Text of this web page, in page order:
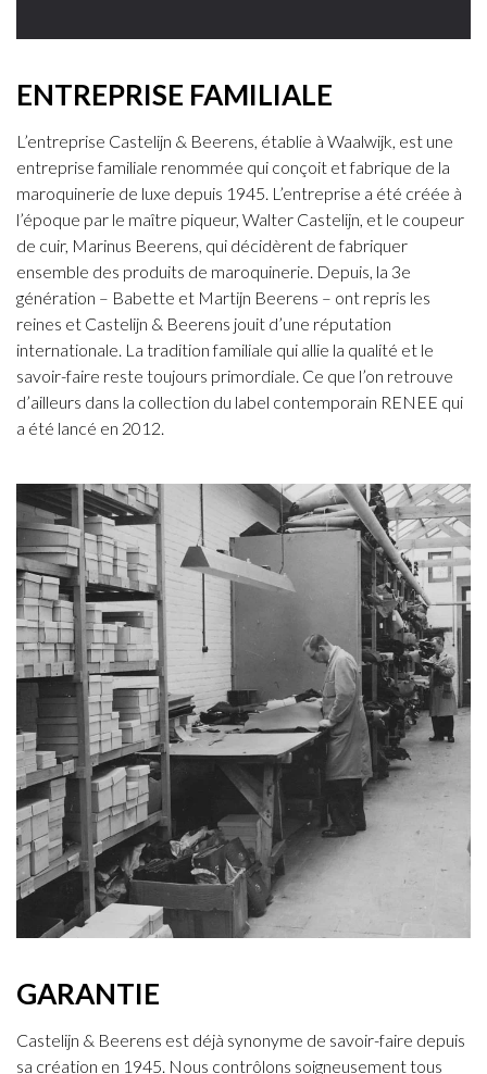
ENTREPRISE FAMILIALE
L’entreprise Castelijn & Beerens, établie à Waalwijk, est une
entreprise familiale renommée qui conçoit et fabrique de la
maroquinerie de luxe depuis 1945. L’entreprise a été créée à
l’époque par le maître piqueur, Walter Castelijn, et le coupeur
de cuir, Marinus Beerens, qui décidèrent de fabriquer
ensemble des produits de maroquinerie. Depuis, la 3e
génération – Babette et Martijn Beerens – ont repris les
reines et Castelijn & Beerens jouit d’une réputation
internationale. La tradition familiale qui allie la qualité et le
savoir-faire reste toujours primordiale. Ce que l’on retrouve
d’ailleurs dans la collection du label contemporain RENEE qui
a été lancé en 2012.
GARANTIE
Castelijn & Beerens est déjà synonyme de savoir-faire depuis
sa création en 1945. Nous contrôlons soigneusement tous